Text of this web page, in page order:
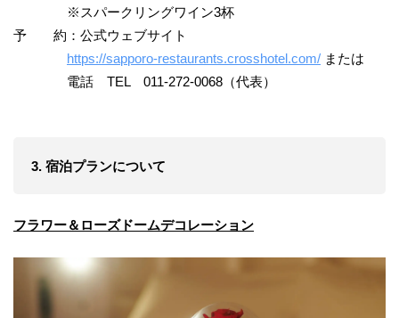
※スパークリングワイン3杯
予 約：公式ウェブサイト
https://sapporo-restaurants.crosshotel.com/ または
電話 TEL 011-272-0068（代表）
3. 宿泊プランについて
フラワー＆ローズドームデコレーション